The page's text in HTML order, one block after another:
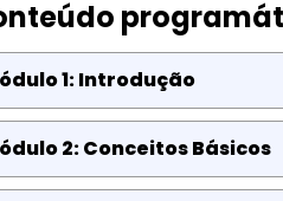
1: Introdução
2: Conceitos Básicos